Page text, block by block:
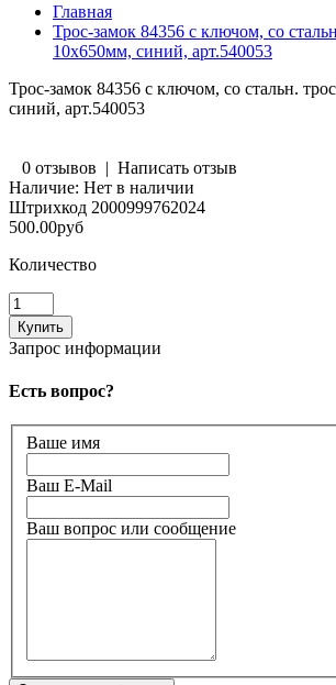
Главная
Трос-замок 84356 с ключом, со
10х650мм, синий, арт.540053
Трос-замок 84356 с ключом, со стальн.
синий, арт.540053
0 отзывов | Написать отзыв
Наличие: Нет в наличии
Штрихкод 2000999762024
500.00руб
Количество
Запрос информации
Есть вопрос?
Ваше имя
Ваш E-Mail
Ваш вопрос или сообщение